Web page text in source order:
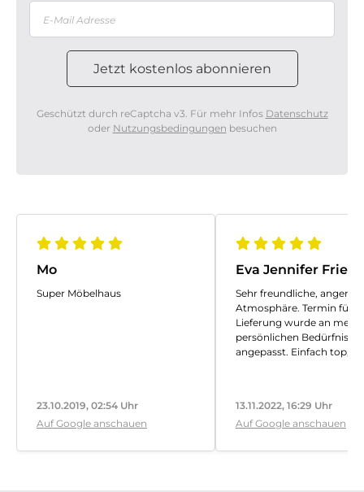
Geschützt durch reCaptcha v3. Für mehr Infos Datenschutz
oder Nutzungsbedingungen besuchen
Mo
Super Möbelhaus
23.10.2019, 02:54 Uhr
Auf Google anschauen
Eva Jennifer Friese
Sehr freundliche,
Atmosphäre. Termin für
Lieferung wurde an meine
persönlichen Bedürfnisse
angepasst. Einfach top,
13.11.2022, 16:29 Uhr
Auf Google anschauen